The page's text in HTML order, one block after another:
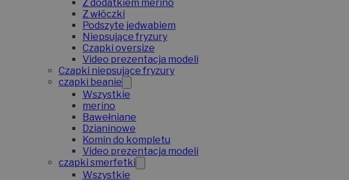
Z dodatkiem merino
Z włóczki
Podszyte jedwabiem
Niepsujące fryzury
Czapki oversize
Video prezentacja modeli
Czapki niepsujące fryzury
czapki beanie
Wszystkie
merino
Bawełniane
Dzianinowe
Komin do kompletu
Video prezentacja modeli
czapki smerfetki
Wszystkie